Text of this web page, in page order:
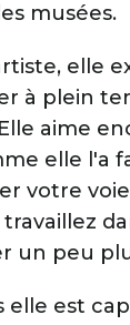
musées.
elle
à plein
aime
elle l'a
votre
un peu
elle est